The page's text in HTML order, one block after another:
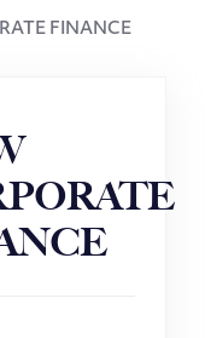
FINANCE